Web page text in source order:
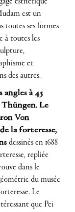
est un
toutes ses formes
à toutes les
et
des autres.
angles à 45
Thüngen. Le
Von
la forteresse,
dessinés en 1688
repliée
dans le
du musée
Le
que Pei